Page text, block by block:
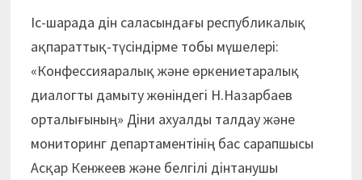
Іс-шарада дін саласындағы республикалық
ақпараттық-түсіндірме тобы мүшелері:
«Конфессияаралық және өркениетаралық
диалогты дамыту жөніндегі Н.Назарбаев
орталығының» Діни ахуалды талдау және
мониторинг департаментінің бас сарапшысы
Асқар Кенжеев және белгілі дінтанушы